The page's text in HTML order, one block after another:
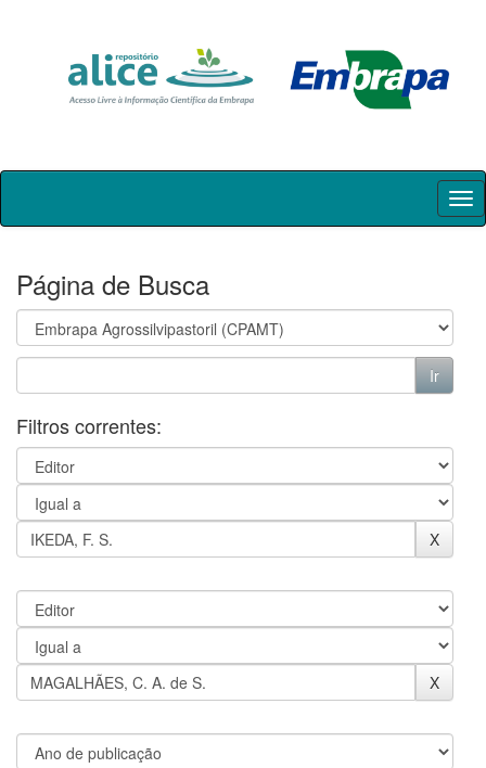
Skip
Página de Busca
Filtros correntes: